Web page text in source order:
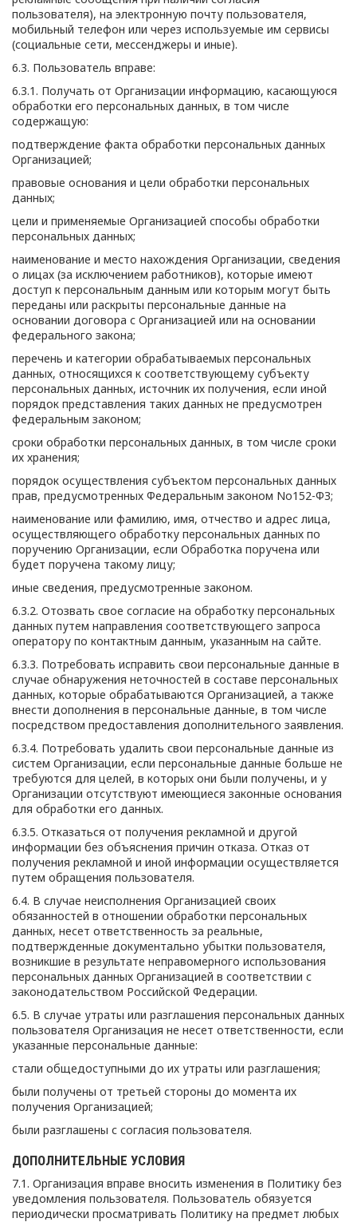
пользователя), на электронную почту пользователя,
мобильный телефон или через используемые им сервисы
(социальные сети, мессенджеры и иные).
6.3. Пользователь вправе:
6.3.1. Получать от Организации информацию, касающуюся
обработки его персональных данных, в том числе
содержащую:
подтверждение факта обработки персональных данных
Организацией;
правовые основания и цели обработки персональных
данных;
цели и применяемые Организацией способы обработки
персональных данных;
наименование и место нахождения Организации, сведения
о лицах (за исключением работников), которые имеют
доступ к персональным данным или которым могут быть
переданы или раскрыты персональные данные на
основании договора с Организацией или на основании
федерального закона;
перечень и категории обрабатываемых персональных
данных, относящихся к соответствующему субъекту
персональных данных, источник их получения, если иной
порядок представления таких данных не предусмотрен
федеральным законом;
сроки обработки персональных данных, в том числе сроки
их хранения;
порядок осуществления субъектом персональных данных
прав, предусмотренных Федеральным законом No152-ФЗ;
наименование или фамилию, имя, отчество и адрес лица,
осуществляющего обработку персональных данных по
поручению Организации, если Обработка поручена или
будет поручена такому лицу;
иные сведения, предусмотренные законом.
6.3.2. Отозвать свое согласие на обработку персональных
данных путем направления соответствующего запроса
оператору по контактным данным, указанным на сайте.
6.3.3. Потребовать исправить свои персональные данные в
случае обнаружения неточностей в составе персональных
данных, которые обрабатываются Организацией, а также
внести дополнения в персональные данные, в том числе
посредством предоставления дополнительного заявления.
6.3.4. Потребовать удалить свои персональные данные из
систем Организации, если персональные данные больше не
требуются для целей, в которых они были получены, и у
Организации отсутствуют имеющиеся законные основания
для обработки его данных.
6.3.5. Отказаться от получения рекламной и другой
информации без объяснения причин отказа. Отказ от
получения рекламной и иной информации осуществляется
путем обращения пользователя.
6.4. В случае неисполнения Организацией своих
обязанностей в отношении обработки персональных
данных, несет ответственность за реальные,
подтвержденные документально убытки пользователя,
возникшие в результате неправомерного использования
персональных данных Организацией в соответствии с
законодательством Российской Федерации.
6.5. В случае утраты или разглашения персональных данных
пользователя Организация не несет ответственности, если
указанные персональные данные:
стали общедоступными до их утраты или разглашения;
были получены от третьей стороны до момента их
получения Организацией;
были разглашены с согласия пользователя.
ДОПОЛНИТЕЛЬНЫЕ УСЛОВИЯ
7.1. Организация вправе вносить изменения в Политику без
уведомления пользователя. Пользователь обязуется
периодически просматривать Политику на предмет любых